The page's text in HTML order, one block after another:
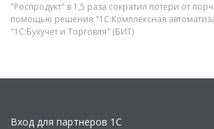
"Роспродукт" в 1,5 раза сократил потери от
помощью решения "1С:Комплексная
"1С:Бухучет и Торговля" (БИТ)
Вход для партнеров 1С